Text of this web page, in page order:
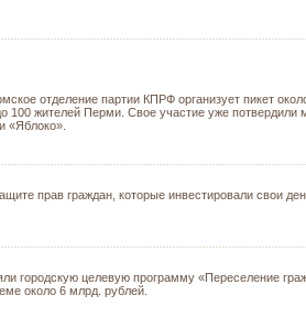
отделение партии КПРФ организует пикет
жителей Перми. Свое участие уже потвердили
«Яблоко».
прав граждан, которые инвестировали свои
городскую целевую программу «Переселение
около 6 млрд. рублей.